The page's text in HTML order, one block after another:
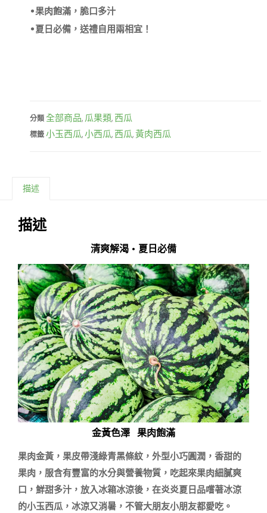
•果肉飽滿，脆口多汁
•夏日必備，送禮自用兩相宜！
分類全部商品, 瓜果類, 西瓜
標籤小玉西瓜,小西瓜, 西瓜,黃肉西瓜
描述
描述
清爽解渴 • 夏日必備
金黃色澤 果肉飽滿
果肉金黃，果皮帶淺綠青黑條紋，外型小巧圓潤，香甜的
果肉，服含有豐富的水分與營養物質，吃起來果肉細膩爽
口，鮮甜多汁，放入冰箱冰涼後，在炎炎夏日品嚐著冰涼
的小玉西瓜，冰涼又消暑，不管大朋友小朋友都愛吃。